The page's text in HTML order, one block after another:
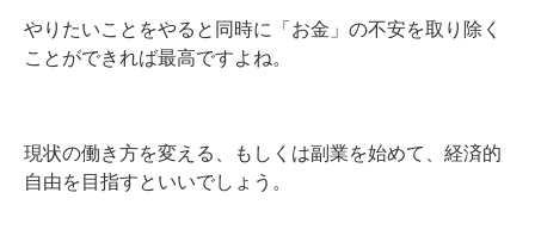
やりたいことをやると同時に「お金」の不安を取り除く
ことができれば最高ですよね。
現状の働き方を変える、もしくは副業を始めて、経済的
自由を目指すといいでしょう。